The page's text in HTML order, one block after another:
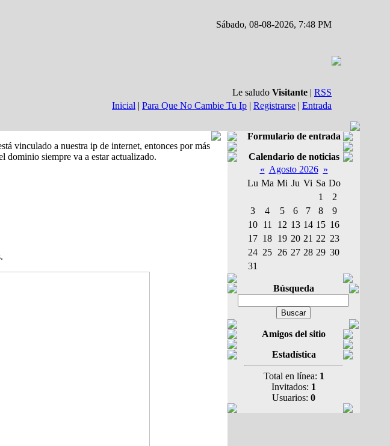
Sábado, 08-08-2026, 7:48 PM
Le saludo Visitante | RSS
Inicial | Para Que No Cambie Tu Ip | Registrarse | Entrada
vinculado a nuestra ip de internet, entonces por más
dominio siempre va a estar actualizado.
Formulario de entrada
Calendario de noticias
« Agosto 2026 »
Lu Ma Mi Ju Vi Sa Do
1
2
3
4 5 6 7 8
9
10
11 12 13 14 15 16
17 18 19 20 21 22 23
24 25 26 27 28 29 30
31
Búsqueda
Amigos del sitio
Estadística
Total en línea: 1
Invitados: 1
Usuarios: 0